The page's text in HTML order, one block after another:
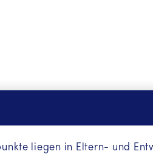
liegen in Eltern- und